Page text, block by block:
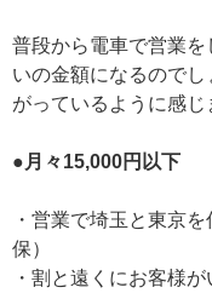
普段から電車で営業
いの金額になるので
がっているように感じ
●月々15,000円以下
・営業で埼玉と東京
保）
・割と遠くにお客様